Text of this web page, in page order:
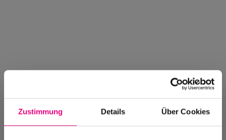
Zustimmung Details Über Cookies